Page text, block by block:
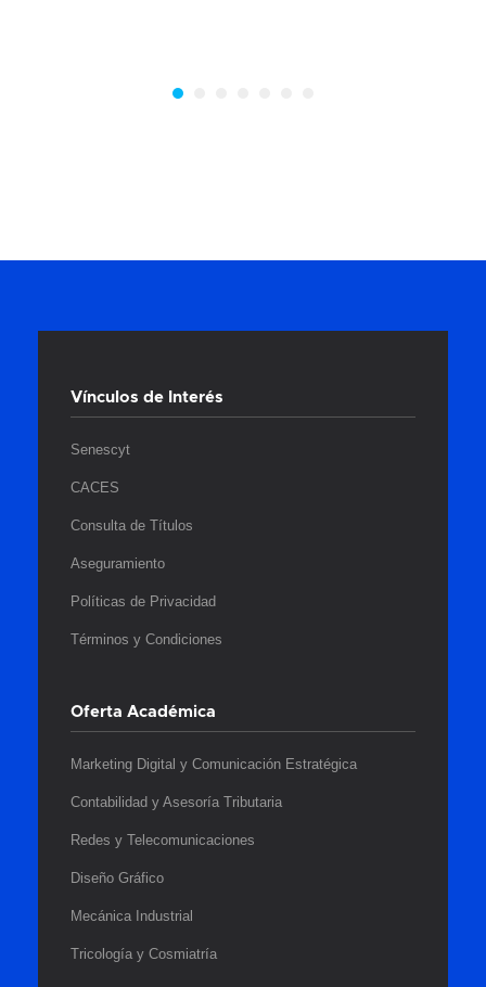
Vínculos de Interés
Senescyt
CACES
Consulta de Títulos
Aseguramiento
Políticas de Privacidad
Términos y Condiciones
Oferta Académica
Marketing Digital y Comunicación Estratégica
Contabilidad y Asesoría Tributaria
Redes y Telecomunicaciones
Diseño Gráfico
Mecánica Industrial
Tricología y Cosmiatría